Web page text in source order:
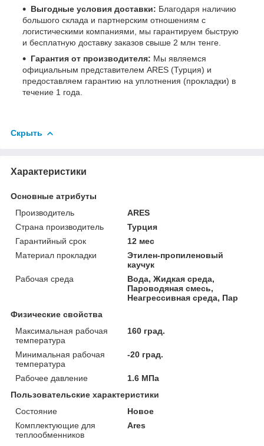
Выгодные условия доставки: Благодаря наличию
большого склада и партнерским отношениям с
логистическими компаниями, мы гарантируем быструю
и бесплатную доставку заказов свыше 2 млн тенге.
Гарантия от производителя: Мы являемся
официальным представителем ARES (Турция) и
предоставляем гарантию на уплотнения (прокладки) в
течение 1 года.
Скрыть
Характеристики
Основные атрибуты
Производитель
ARES
Страна производитель
Турция
Гарантийный срок
12 мес
Материал прокладки
Этилен-пропиленовый
каучук
Рабочая среда
Вода, Жидкая среда,
Пароводяная смесь,
Неагрессивная среда, Пар
Физические свойства
Максимальная рабочая
температура
160 град.
Минимальная рабочая
температура
-20 град.
Рабочее давление
1.6 МПа
Пользовательские характеристики
Состояние
Новое
Комплектующие для
теплообменников
Ares